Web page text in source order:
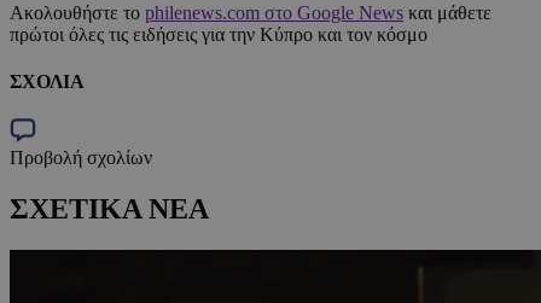
Ακολουθήστε το philenews.com στο Google News και μάθετε
πρώτοι όλες τις ειδήσεις για την Κύπρο και τον κόσμο
ΣΧΟΛΙΑ
Προβολή σχολίων
ΣΧΕΤΙΚΑ ΝΕΑ